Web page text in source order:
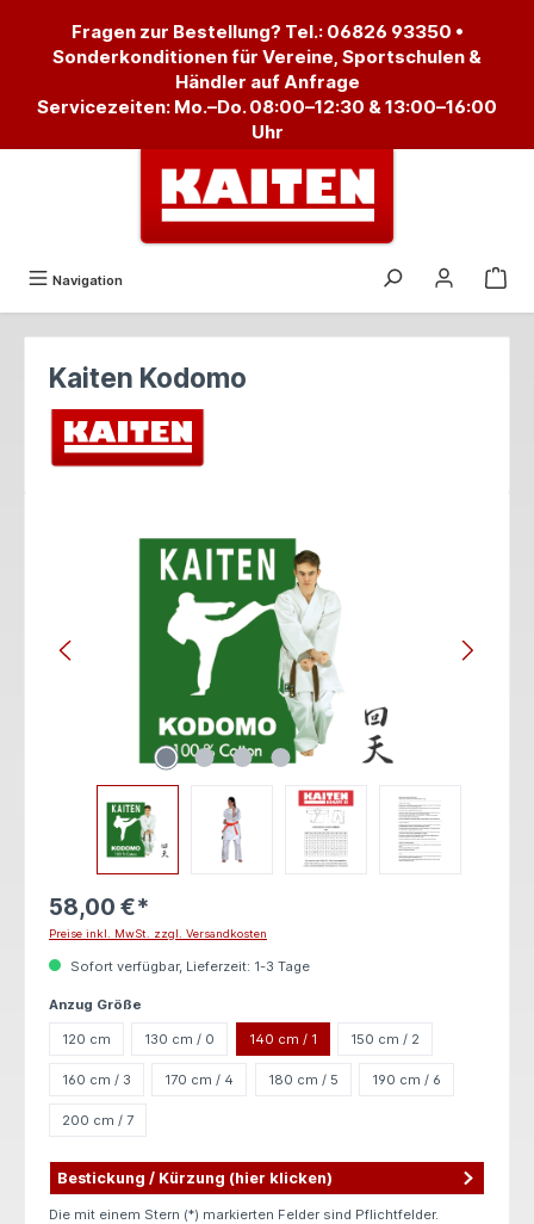
Fragen zur Bestellung? Tel.: 06826 93350 •
Sonderkonditionen für Vereine, Sportschulen &
Händler auf Anfrage
Servicezeiten: Mo.–Do. 08:00–12:30 & 13:00–16:00
Uhr
Navigation
Kaiten Kodomo
58,00 €*
Preise inkl. MwSt. zzgl. Versandkosten
Sofort verfügbar, Lieferzeit: 1-3 Tage
Anzug Größe
120 cm 130 cm / 0 140 cm / 1 150 cm / 2
160 cm / 3 170 cm / 4 180 cm / 5 190 cm / 6
200 cm / 7
Bestickung / Kürzung (hier klicken)
Die mit einem Stern (*) markierten Felder sind Pflichtfelder.